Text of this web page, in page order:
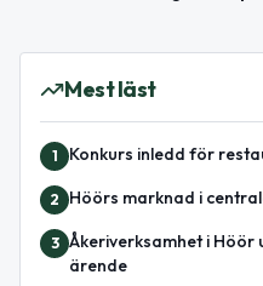
Mest läst
1 Konkurs inledd för
2 Höörs marknad i
3 Åkeriverksamhet i Höör
ärende